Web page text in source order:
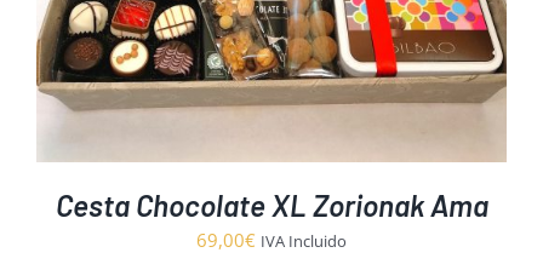
Cesta Chocolate XL Zorionak Ama
69,00€ IVA Incluido